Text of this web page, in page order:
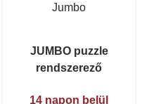
Jumbo
JUMBO puzzle
rendszerező
14 napon belül